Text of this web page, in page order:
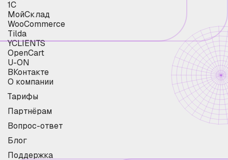
1С
МойСклад
WooCommerce
Tilda
YCLIENTS
OpenCart
U-ON
ВКонтакте
О компании
Тарифы
Партнёрам
Вопрос-ответ
Блог
Поддержка